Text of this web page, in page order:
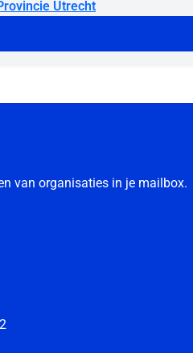
Utrecht
van organisaties in je mailbox.